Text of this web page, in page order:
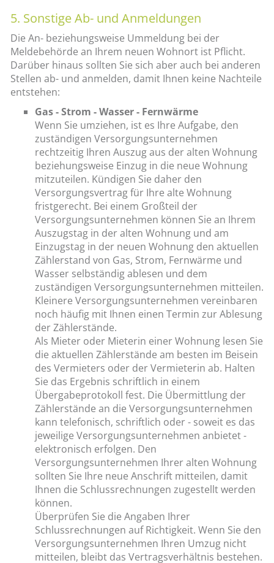
5. Sonstige Ab- und Anmeldungen
Die An- beziehungsweise Ummeldung bei der
Meldebehörde an Ihrem neuen Wohnort ist Pflicht.
Darüber hinaus sollten Sie sich aber auch bei anderen
Stellen ab- und anmelden, damit Ihnen keine Nachteile
entstehen:
Gas - Strom - Wasser - Fernwärme
Wenn Sie umziehen, ist es Ihre Aufgabe, den
zuständigen Versorgungsunternehmen
rechtzeitig Ihren Auszug aus der alten Wohnung
beziehungsweise Einzug in die neue Wohnung
mitzuteilen. Kündigen Sie daher den
Versorgungsvertrag für Ihre alte Wohnung
fristgerecht. Bei einem Großteil der
Versorgungsunternehmen können Sie an Ihrem
Auszugstag in der alten Wohnung und am
Einzugstag in der neuen Wohnung den aktuellen
Zählerstand von Gas, Strom, Fernwärme und
Wasser selbständig ablesen und dem
zuständigen Versorgungsunternehmen mitteilen.
Kleinere Versorgungsunternehmen vereinbaren
noch häufig mit Ihnen einen Termin zur Ablesung
der Zählerstände.
Als Mieter oder Mieterin einer Wohnung lesen Sie
die aktuellen Zählerstände am besten im Beisein
des Vermieters oder der Vermieterin ab. Halten
Sie das Ergebnis schriftlich in einem
Übergabeprotokoll fest. Die Übermittlung der
Zählerstände an die Versorgungsunternehmen
kann telefonisch, schriftlich oder - soweit es das
jeweilige Versorgungsunternehmen anbietet -
elektronisch erfolgen. Den
Versorgungsunternehmen Ihrer alten Wohnung
sollten Sie Ihre neue Anschrift mitteilen, damit
Ihnen die Schlussrechnungen zugestellt werden
können.
Überprüfen Sie die Angaben Ihrer
Schlussrechnungen auf Richtigkeit. Wenn Sie den
Versorgungsunternehmen Ihren Umzug nicht
mitteilen, bleibt das Vertragsverhältnis bestehen.